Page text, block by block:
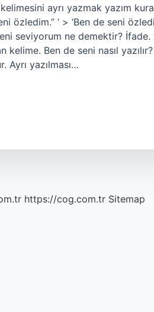
ayrı yazmak yazım
özledim.” ‘ > ‘Ben de seni
seviyorum ne demektir?
kelime. Ben de seni nasıl
Ayrı yazılması…
https://cog.com.tr Sitemap